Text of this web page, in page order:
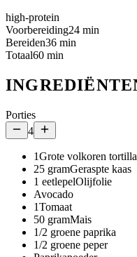
high-protein
Voorbereiding24 min
Bereiden36 min
Totaal60 min
Porties
4
1Grote volkoren tortilla
25 gramGeraspte kaas
1 eetlepelOlijfolie
Avocado
1Tomaat
50 gramMais
1/2 groene paprika
1/2 groene peper